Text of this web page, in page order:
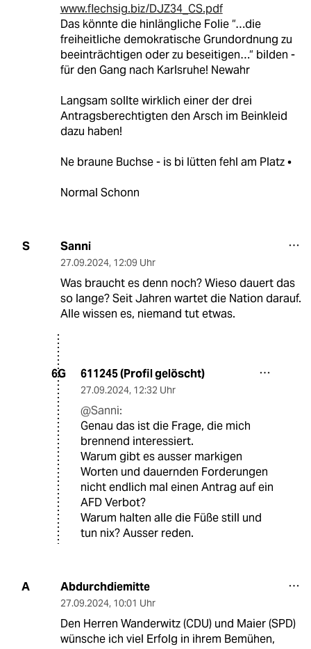
www.flechsig.biz/DJZ34_CS.pdf
Das könnte die hinlängliche Folie “…die
freiheitliche demokratische Grundordnung zu
beeinträchtigen oder zu beseitigen…“ bilden -
für den Gang nach Karlsruhe! Newahr
Langsam sollte wirklich einer der drei
Antragsberechtigten den Arsch im Beinkleid
dazu haben!
Ne braune Buchse - is bi lütten fehl am Platz •
Normal Schonn
S Sanni
27.09.2024, 12:09 Uhr
Was braucht es denn noch? Wieso dauert das
so lange? Seit Jahren wartet die Nation darauf.
Alle wissen es, niemand tut etwas.
6G 611245 (Profil gelöscht)
27.09.2024, 12:32 Uhr
@Sanni:
Genau das ist die Frage, die mich
brennend interessiert.
Warum gibt es ausser markigen
Worten und dauernden Forderungen
nicht endlich mal einen Antrag auf ein
AFD Verbot?
Warum halten alle die Füße still und
tun nix? Ausser reden.
A Abdurchdiemitte
27.09.2024, 10:01 Uhr
Den Herren Wanderwitz (CDU) und Maier (SPD)
wünsche ich viel Erfolg in ihrem Bemühen,